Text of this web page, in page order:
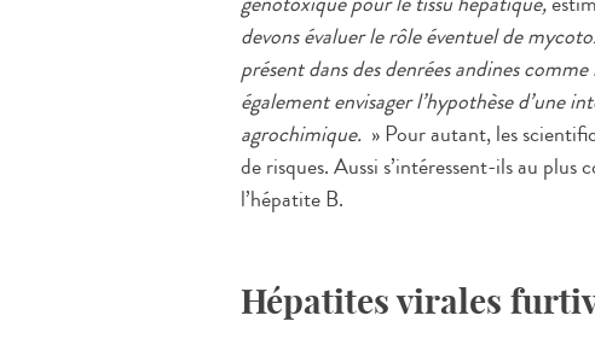
devons évaluer le rôle éventuel de
présent dans des denrées andines
également envisager l’hypothèse d’une
agrochimique. » Pour autant, les
de risques. Aussi s’intéressent-ils au
l’hépatite B.
Hépatites virales